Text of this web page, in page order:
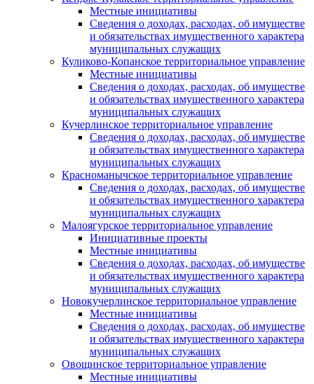
Местные инициативы
Сведения о доходах, расходах, об имуществе
и обязательствах имущественного характера
муниципальных служащих
Куликово-Копанское территориальное управление
Местные инициативы
Сведения о доходах, расходах, об имуществе
и обязательствах имущественного характера
муниципальных служащих
Кучерлинское территориальное управление
Сведения о доходах, расходах, об имуществе
и обязательствах имущественного характера
муниципальных служащих
Красноманычское территориальное управление
Сведения о доходах, расходах, об имуществе
и обязательствах имущественного характера
муниципальных служащих
Малоягурское территориальное управление
Инициативные проекты
Местные инициативы
Сведения о доходах, расходах, об имуществе
и обязательствах имущественного характера
муниципальных служащих
Новокучерлинское территориальное управление
Местные инициативы
Сведения о доходах, расходах, об имуществе
и обязательствах имущественного характера
муниципальных служащих
Овощинское территориальное управление
Местные инициативы